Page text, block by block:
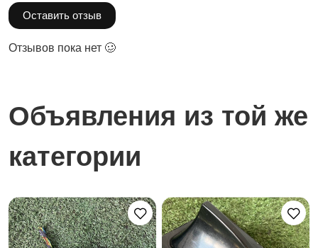
Оставить отзыв
Отзывов пока нет 🥴
Объявления из той же
категории